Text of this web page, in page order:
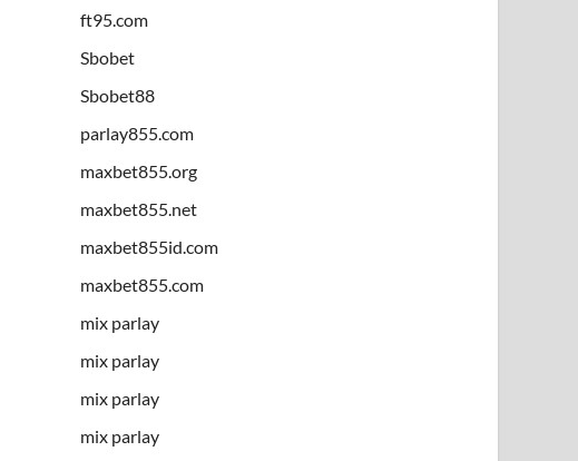
ft95.com
Sbobet
Sbobet88
parlay855.com
maxbet855.org
maxbet855.net
maxbet855id.com
maxbet855.com
mix parlay
mix parlay
mix parlay
mix parlay